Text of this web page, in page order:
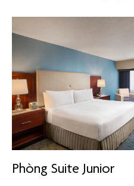
Phòng Suite Junior